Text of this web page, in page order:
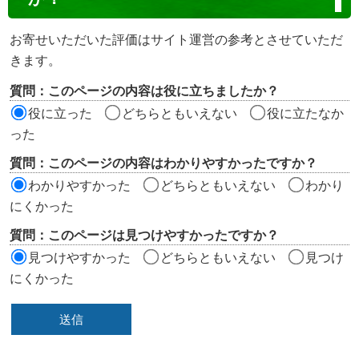
ン
ツ
価
ア
お寄せいただいた評価はサイト運営の参考とさせていただ
きます。
質問：このページの内容は役に立ちましたか？
役に立った
どちらともいえない
役に立たなか
った
質問：このページの内容はわかりやすかったですか？
わかりやすかった
どちらともいえない
わかり
にくかった
質問：このページは見つけやすかったですか？
見つけやすかった
どちらともいえない
見つけ
にくかった